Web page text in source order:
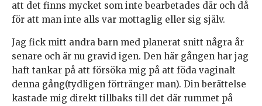
att det finns mycket som inte bearbetades där och då
för att man inte alls var mottaglig eller sig själv.
Jag fick mitt andra barn med planerat snitt några år
senare och är nu gravid igen. Den här gången har jag
haft tankar på att försöka mig på att föda vaginalt
denna gång(tydligen förtränger man). Din berättelse
kastade mig direkt tillbaks till det där rummet på